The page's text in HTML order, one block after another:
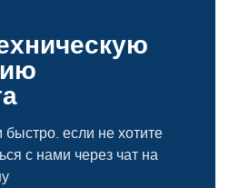
если не хотите
с нами через чат на